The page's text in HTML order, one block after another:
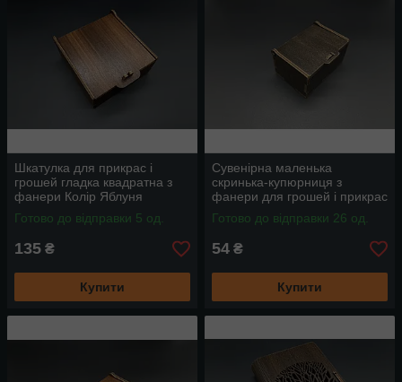
Шкатулка для прикрас і
грошей гладка квадратна з
фанери Колір Яблуня
сувенірна 11х11х5см
Готово до відправки 5 од.
135 ₴
Купити
Сувенірна маленька
скринька-купюрниця з
фанери для грошей і прикрас
5.5х8х4см
Готово до відправки 26 од.
54 ₴
Купити